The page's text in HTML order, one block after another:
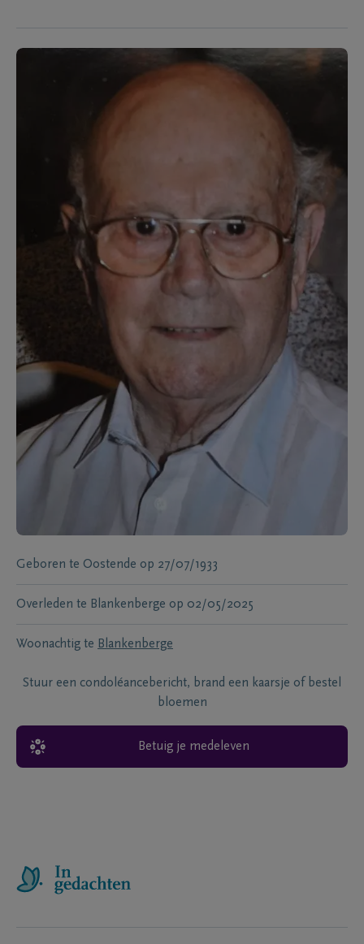
Geboren te Oostende op 27/07/1933
Overleden te Blankenberge op 02/05/2025
Woonachtig te Blankenberge
Stuur een condoléancebericht, brand een kaarsje of bestel
bloemen
Betuig je medeleven